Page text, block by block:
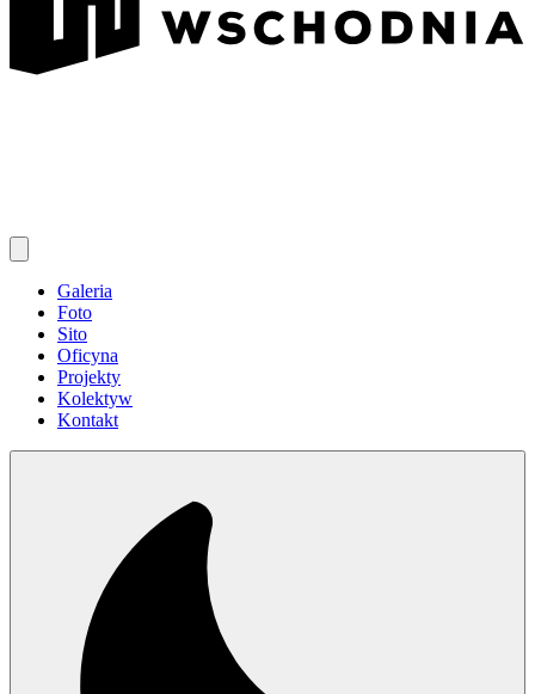
Galeria
Foto
Sito
Oficyna
Projekty
Kolektyw
Kontakt